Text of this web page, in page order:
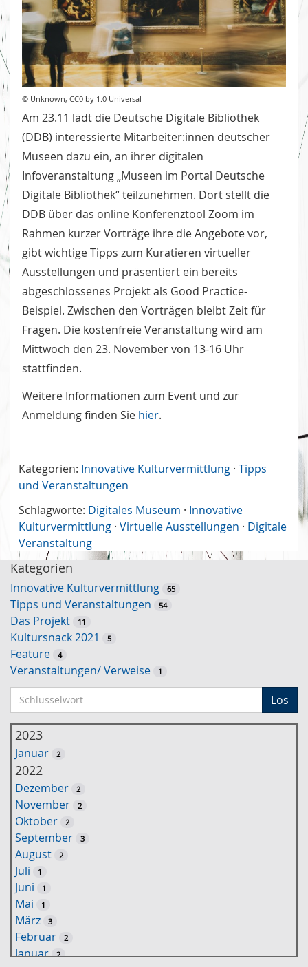
© Unknown, CC0 by 1.0 Universal
Am 23.11 lädt die Deutsche Digitale Bibliothek
(DDB) interessierte Mitarbeiter:innen deutscher
Museen dazu ein, an ihrer digitalen
Infoveranstaltung „Museen im Portal Deutsche
Digitale Bibliothek“ teilzunehmen. Dort stellt die
DDB über das online Konferenztool Zoom im
Rahmen kurzer Vorträge ihre die Angebote vor,
gibt wichtige Tipps zum Kuratieren virtueller
Ausstellungen und präsentiert ein bereits
abgeschlossenes Projekt als Good Practice-
Beispiel. Zwischen den Vorträgen bleibt Zeit für
Fragen. Die kostenfreie Veranstaltung wird am
Mittwoch den 23. November von 13-16 Uhr
stattfinden.
Weitere Informationen zum Event und zur
Anmeldung finden Sie hier.
Kategorien: Innovative Kulturvermittlung · Tipps
und Veranstaltungen
Schlagworte: Digitales Museum · Innovative
Kulturvermittlung · Virtuelle Ausstellungen · Digitale
Veranstaltung
Kategorien
Innovative Kulturvermittlung 65
Tipps und Veranstaltungen 54
Das Projekt 11
Kultursnack 2021 5
Feature 4
Veranstaltungen/ Verweise 1
c
h
ü
w
o
r
u
c
Los
2023
Januar 2
2022
Dezember 2
November 2
Oktober 2
September 3
August 2
Juli 1
Juni 1
Mai 1
März 3
Februar 2
Januar 2